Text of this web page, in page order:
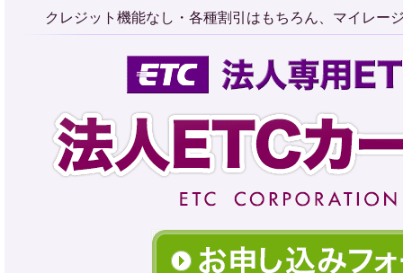
クレジット機能なし・各種割引はもちろん、マイレー